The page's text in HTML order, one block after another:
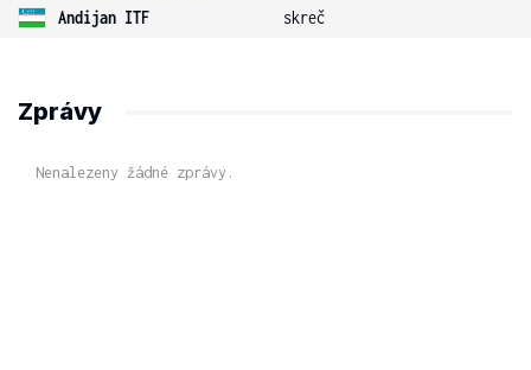
Andijan ITF
skreč
Zprávy
Nenalezeny žádné zprávy.